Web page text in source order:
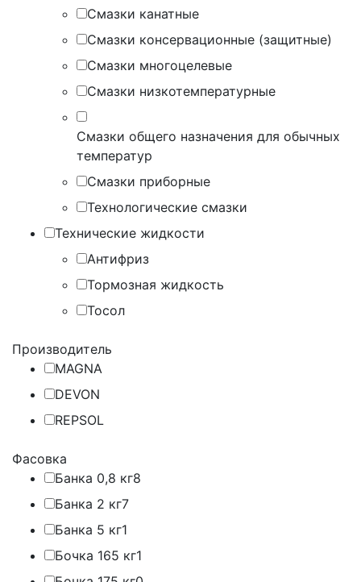
Смазки канатные
Смазки консервационные (защитные)
Смазки многоцелевые
Смазки низкотемпературные
Смазки общего назначения для обычных
температур
Смазки приборные
Технологические смазки
Технические жидкости
Антифриз
Тормозная жидкость
Тосол
Производитель
MAGNA
DEVON
REPSOL
Фасовка
Банка 0,8 кг8
Банка 2 кг7
Банка 5 кг1
Бочка 165 кг1